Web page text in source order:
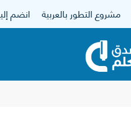
مشروع التطور بالعربية انضم